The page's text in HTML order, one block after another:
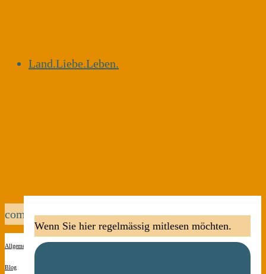
Land.Liebe.Leben.
computertechnik
Allgemein
Blog
Wenn Sie hier regelmässig mitlesen möchten.